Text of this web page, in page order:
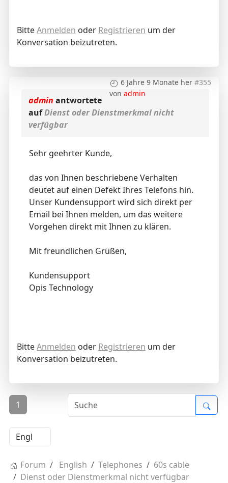
BitteAnmelden oder Registrieren um der
Konversation beizutreten.
6 Jahre 9 Monate her #355
vonadmin
admin antwortete
aufDienst oder Dienstmerkmal nicht
verfügbar
Sehr geehrter Kunde,
das von Ihnen beschriebene Verhalten
deutet auf einen Defekt Ihres Telefons hin.
Unser Kundensupport wird sich direkt per
Email bei Ihnen melden, um das weitere
Vorgehen direkt mit Ihnen zu klären.
Mit freundlichen Grüßen,
Kundensupport
Opis Technology
BitteAnmelden oder Registrieren um der
Konversation beizutreten.
1
Forum English Telephones
60s cable
Dienst oder Dienstmerkmal nicht verfügbar